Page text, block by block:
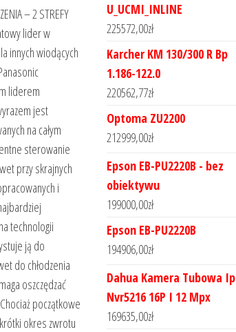
– 2 STREFY
lider w
innych wiodących
liderem
jest
na całym
sterowanie
przy skrajnych
i
technologii
ją do
do chłodzenia
oszczędzać
początkowe
okres zwrotu
U_UCMI_INLINE
225572,00zł
Karcher KM 130/300 R Bp
1.186-122.0
220562,77zł
Optoma ZU2200
212999,00zł
Epson EB-PU2220B - bez
obiektywu
199000,00zł
Epson EB-PU2220B
194906,00zł
Dahua Kamera Tubowa Ip
Nvr5216 16P I 12 Mpx
169635,00zł